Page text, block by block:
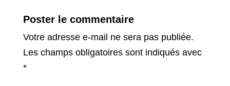
Poster le commentaire
Votre adresse e-mail ne sera pas publiée.
Les champs obligatoires sont indiqués avec
*